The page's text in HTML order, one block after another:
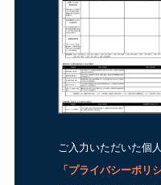
ご入力いただいた個
「 プライバシーポリ